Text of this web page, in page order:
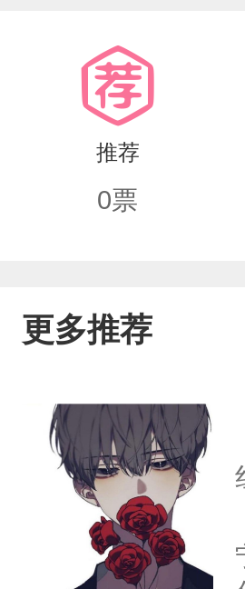
推荐
0票
更多推荐